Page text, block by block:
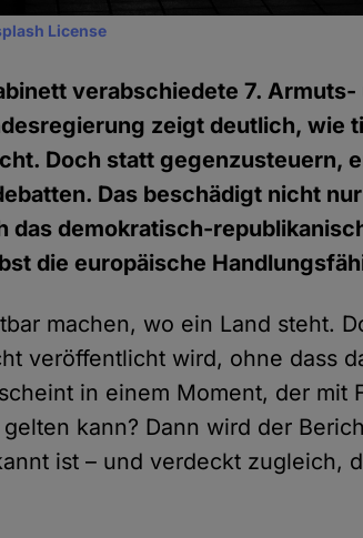
License
verabschiedete 7. Armuts-
zeigt deutlich, wie
Doch statt gegenzusteuern,
Das beschädigt nicht
das demokratisch-
die europäische
machen, wo ein Land steht.
veröffentlicht wird, ohne dass
in einem Moment, der mit
kann? Dann wird der
ist – und verdeckt zugleich,